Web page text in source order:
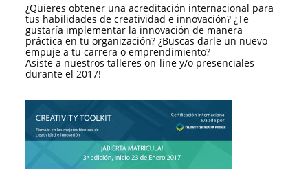
¿Quieres obtener una acreditación internacional para
tus habilidades de creatividad e innovación? ¿Te
gustaría implementar la innovación de manera
práctica en tu organización? ¿Buscas darle un nuevo
empuje a tu carrera o emprendimiento?
Asiste a nuestros talleres on-line y/o presenciales
durante el 2017!